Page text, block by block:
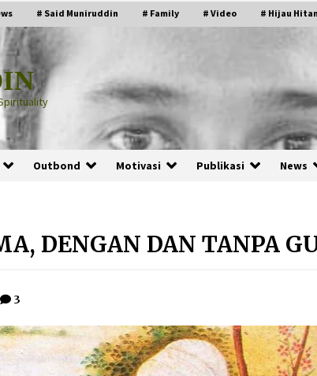
# Said Muniruddin # Family # Video # Hijau
Spirituality
Outbond Motivasi Publikasi News
PRABOWO!
Baru
“Manusia Digital”: Cerdas Lewat
Sinyal
3 months ago
DENGAN DAN TANPA
3